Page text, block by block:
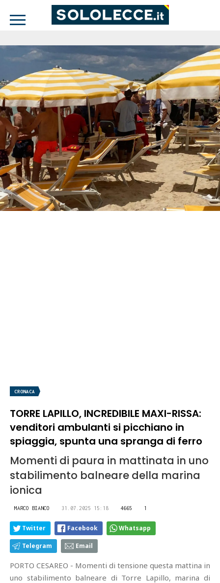
CRONACA
TORRE LAPILLO, INCREDIBILE MAXI-RISSA:
venditori ambulanti si picchiano in
spiaggia, spunta una spranga di ferro
Momenti di paura in mattinata in uno
stabilimento balneare della marina
ionica
MARCO BIANCO 31.07.2025 15:18 4665 1
Twitter Facebook Whatsapp
Telegram Email
PORTO CESAREO - Momenti di tensione questa mattina in
uno stabilimento balneare di Torre Lapillo, marina di